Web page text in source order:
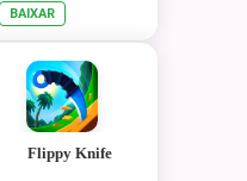
BAIXAR
Flippy Knife